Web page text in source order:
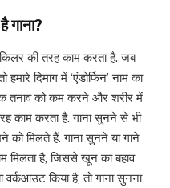
गाना?
की तरह काम करता है. जब
दिमाग में ‘एंडोर्फिन’ नाम का
तनाव को कम करने और शरीर में
काम करता है. गाना सुनने से भी
को मिलते हैं. गाना सुनने या गाने
मिलता है, जिससे खून का बहाव
किया है, तो गाना सुनना